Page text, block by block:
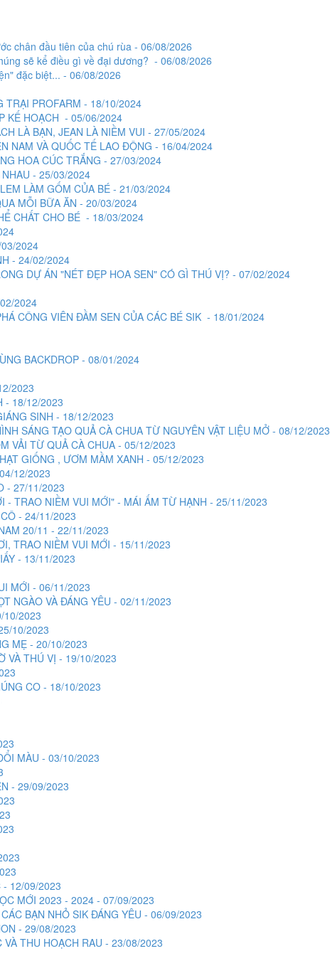
chân đầu tiên của chú rùa - 06/08/2026
sẽ kể điều gì về đại dương? - 06/08/2026
đặc biệt... - 06/08/2026
TRẠI PROFARM - 18/10/2024
KẾ HOẠCH - 05/06/2024
LÀ BẠN, JEAN LÀ NIỀM VUI - 27/05/2024
NAM VÀ QUỐC TẾ LAO ĐỘNG - 16/04/2024
HOA CÚC TRẮNG - 27/03/2024
- 25/03/2024
LÀM GỐM CỦA BÉ - 21/03/2024
MỖI BỮA ĂN - 20/03/2024
CHẤT CHO BÉ - 18/03/2024
2024
- 24/02/2024
DỰ ÁN "NÉT ĐẸP HOA SEN" CÓ GÌ THÚ VỊ? - 07/02/2024
2024
CÔNG VIÊN ĐẦM SEN CỦA CÁC BÉ SIK - 18/01/2024
BACKDROP - 08/01/2024
2023
- 18/12/2023
SINH - 18/12/2023
SÁNG TẠO QUẢ CÀ CHUA TỪ NGUYÊN VẬT LIỆU MỞ - 08/12/2023
VẢI TỪ QUẢ CÀ CHUA - 05/12/2023
GIỐNG , ƯƠM MẦM XANH - 05/12/2023
12/2023
- 27/11/2023
- TRAO NIỀM VUI MỚI" - MÁI ẤM TỪ HẠNH - 25/11/2023
- 24/11/2023
20/11 - 22/11/2023
TRAO NIỀM VUI MỚI - 15/11/2023
- 13/11/2023
MỚI - 06/11/2023
NGÀO VÀ ĐÁNG YÊU - 02/11/2023
10/2023
10/2023
MẸ - 20/10/2023
VÀ THÚ VỊ - 19/10/2023
CO - 18/10/2023
MÀU - 03/10/2023
- 29/09/2023
- 12/09/2023
MỚI 2023 - 2024 - 07/09/2023
BẠN NHỎ SIK ĐÁNG YÊU - 06/09/2023
- 29/08/2023
THU HOẠCH RAU - 23/08/2023